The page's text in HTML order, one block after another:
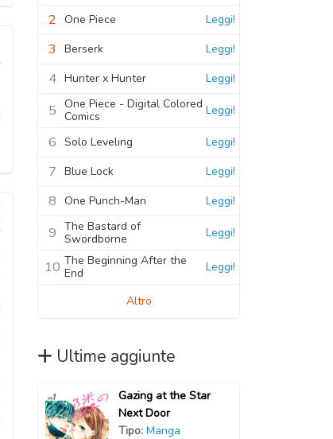
2 One Piece Leggi!
3 Berserk Leggi!
4 Hunter x Hunter Leggi!
5 One Piece - Digital Colored
Comics
Leggi!
6 Solo Leveling Leggi!
7 Blue Lock Leggi!
8 One Punch-Man Leggi!
9 The Bastard of
Swordborne
Leggi!
10 The Beginning After the
End
Leggi!
Altro
Ultime aggiunte
Gazing at the Star
Next Door
Tipo: Manga